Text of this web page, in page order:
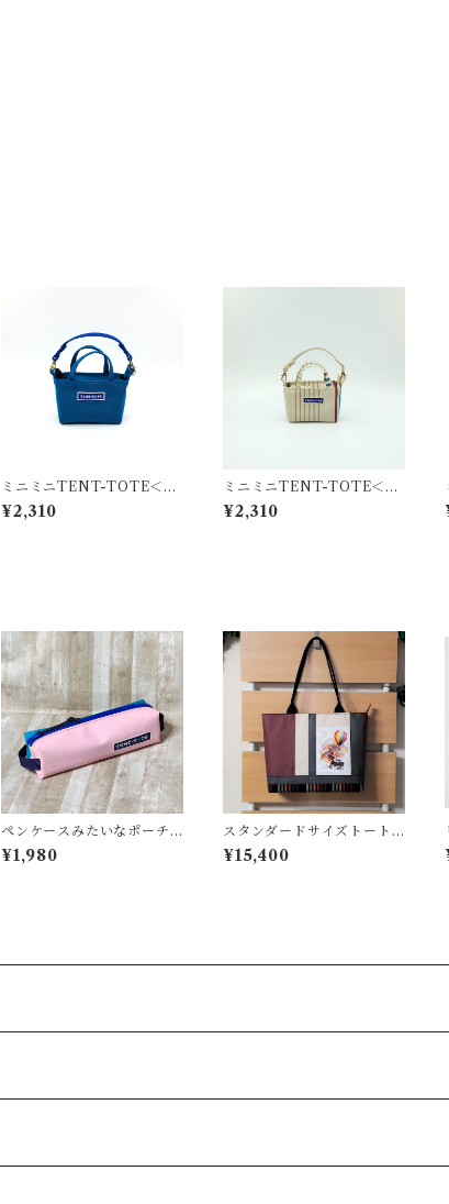
ミニミニTENT-TOTE＜バ
ッグチャーム＞K-0512
¥2,310
ミニミニTENT-TOTE＜バ
ッグチャーム＞K-0559
¥2,310
ペンケースみたいなポーチ
＜K-0661＞
¥1,980
スタンダードサイズトート
＜T-0203＞
¥15,400